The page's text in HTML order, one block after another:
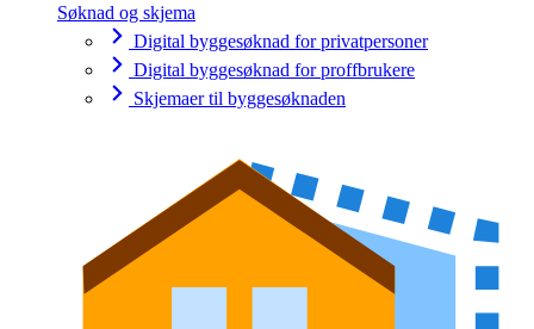
Søknad og skjema
Digital byggesøknad for privatpersoner
Digital byggesøknad for proffbrukere
Skjemaer til byggesøknaden